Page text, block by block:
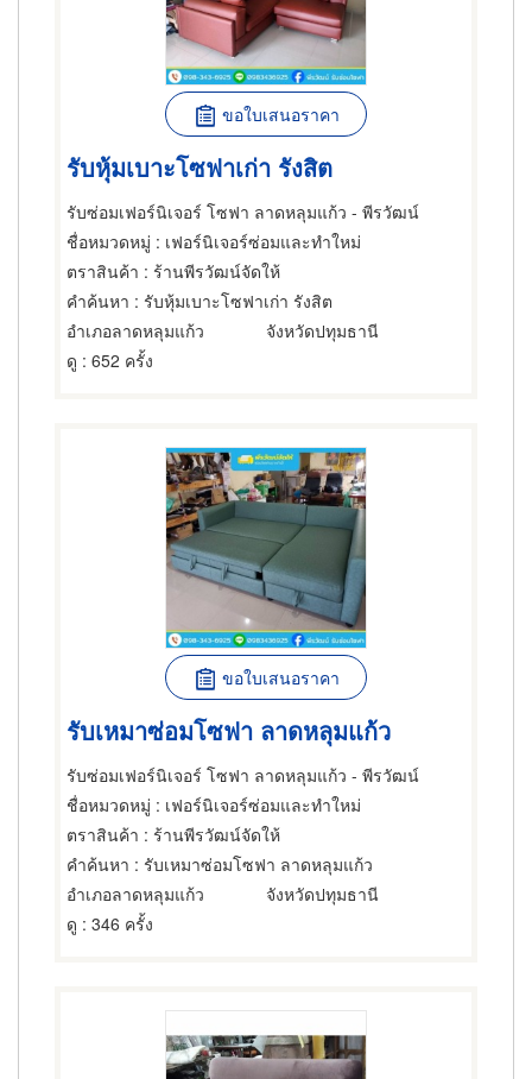
ขอใบเสนอราคา
รับหุ้มเบาะโซฟาเก่า รังสิต
รับซ่อมเฟอร์นิเจอร์ โซฟา ลาดหลุมแก้ว - พีรวัฒน์
ชื่อหมวดหมู่ : เฟอร์นิเจอร์ซ่อมและทำใหม่
ตราสินค้า : ร้านพีรวัฒน์จัดให้
คำค้นหา : รับหุ้มเบาะโซฟาเก่า รังสิต
อำเภอลาดหลุมแก้ว
จังหวัดปทุมธานี
ดู : 652 ครั้ง
ขอใบเสนอราคา
รับเหมาซ่อมโซฟา ลาดหลุมแก้ว
รับซ่อมเฟอร์นิเจอร์ โซฟา ลาดหลุมแก้ว - พีรวัฒน์
ชื่อหมวดหมู่ : เฟอร์นิเจอร์ซ่อมและทำใหม่
ตราสินค้า : ร้านพีรวัฒน์จัดให้
คำค้นหา : รับเหมาซ่อมโซฟา ลาดหลุมแก้ว
อำเภอลาดหลุมแก้ว
จังหวัดปทุมธานี
ดู : 346 ครั้ง